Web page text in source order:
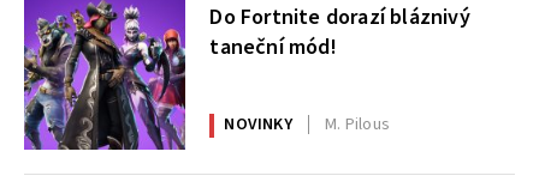
Do Fortnite dorazí bláznivý
taneční mód!
NOVINKY M. Pilous